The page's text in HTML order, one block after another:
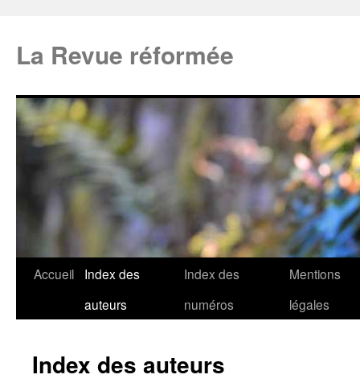
La Revue réformée
Accueil
Index des
auteurs
Index des
numéros
Mentions
légales
Index des auteurs